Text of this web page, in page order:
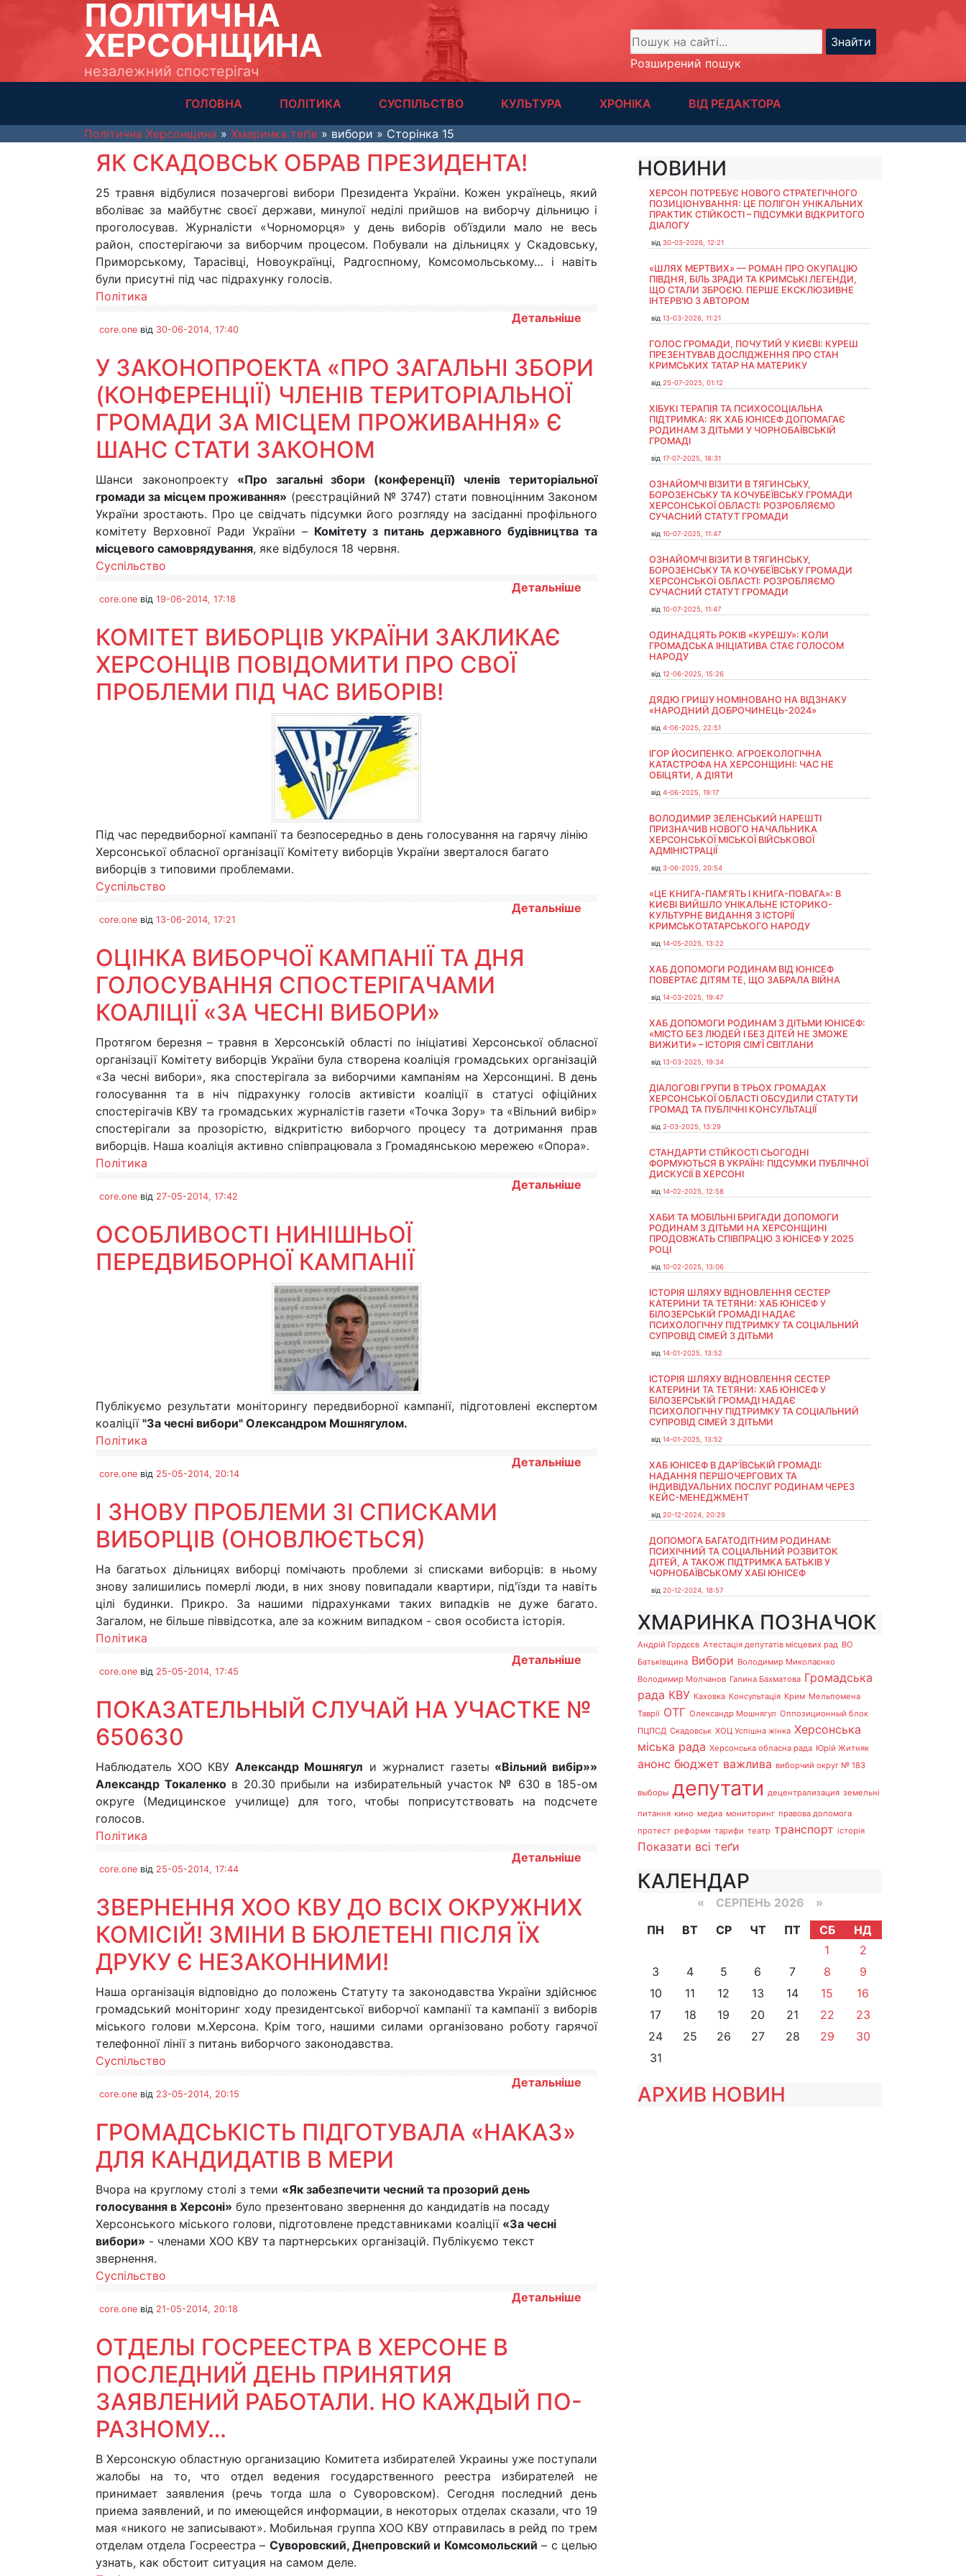
ПОЛІТИЧНА
ХЕРСОНЩИНА
незалежний спостерігач
Знайти
Розширений пошук
ГОЛОВНА ПОЛІТИКА СУСПІЛЬСТВО КУЛЬТУРА ХРОНІКА ВІД РЕДАКТОРА
Політична Херсонщина » Хмаринка теґів » вибори » Сторінка 15
ЯК СКАДОВСЬК ОБРАВ ПРЕЗИДЕНТА!
25 травня відбулися позачергові вибори Президента України. Кожен українець, який
вболіває за майбутнє своєї держави, минулої неділі прийшов на виборчу дільницю і
проголосував. Журналісти «Чорноморця» у день виборів об’їздили мало не весь
район, спостерігаючи за виборчим процесом. Побували на дільницях у Скадовську,
Приморському, Тарасівці, Новоукраїнці, Радгоспному, Комсомольському… і навіть
були присутні під час підрахунку голосів.
Політика
Детальніше
core.one від 30-06-2014, 17:40
У ЗАКОНОПРОЕКТА «ПРО ЗАГАЛЬНІ ЗБОРИ
(КОНФЕРЕНЦІЇ) ЧЛЕНІВ ТЕРИТОРІАЛЬНОЇ
ГРОМАДИ ЗА МІСЦЕМ ПРОЖИВАННЯ» Є
ШАНС СТАТИ ЗАКОНОМ
Шанси законопроекту «Про загальні збори (конференції) членів територіальної
громади за місцем проживання» (реєстраційний № 3747) стати повноцінним Законом
України зростають. Про це свідчать підсумки його розгляду на засіданні профільного
комітету Верховної Ради України – Комітету з питань державного будівництва та
місцевого самоврядування, яке відбулося 18 червня.
Суспільство
Детальніше
core.one від 19-06-2014, 17:18
КОМІТЕТ ВИБОРЦІВ УКРАЇНИ ЗАКЛИКАЄ
ХЕРСОНЦІВ ПОВІДОМИТИ ПРО СВОЇ
ПРОБЛЕМИ ПІД ЧАС ВИБОРІВ!
Під час передвиборної кампанії та безпосередньо в день голосування на гарячу лінію
Херсонської обласної організації Комітету виборців України зверталося багато
виборців з типовими проблемами.
Суспільство
Детальніше
core.one від 13-06-2014, 17:21
ОЦІНКА ВИБОРЧОЇ КАМПАНІЇ ТА ДНЯ
ГОЛОСУВАННЯ СПОСТЕРІГАЧАМИ
КОАЛІЦІЇ «ЗА ЧЕСНІ ВИБОРИ»
Протягом березня – травня в Херсонській області по ініціативі Херсонської обласної
організації Комітету виборців України була створена коаліція громадських організацій
«За чесні вибори», яка спостерігала за виборчими кампаніям на Херсонщині. В день
голосування та в ніч підрахунку голосів активісти коаліції в статусі офіційних
спостерігачів КВУ та громадських журналістів газети «Точка Зору» та «Вільний вибір»
спостерігали за прозорістю, відкритістю виборчого процесу та дотримання прав
виборців. Наша коаліція активно співпрацювала з Громадянською мережею «Опора».
Політика
Детальніше
core.one від 27-05-2014, 17:42
ОСОБЛИВОСТІ НИНІШНЬОЇ
ПЕРЕДВИБОРНОЇ КАМПАНІЇ
Публікуємо результати моніторингу передвиборної кампанії, підготовлені експертом
коаліції "За чесні вибори" Олександром Мошнягулом.
Політика
Детальніше
core.one від 25-05-2014, 20:14
І ЗНОВУ ПРОБЛЕМИ ЗІ СПИСКАМИ
ВИБОРЦІВ (ОНОВЛЮЄТЬСЯ)
На багатьох дільницях виборці помічають проблеми зі списками виборців: в ньому
знову залишились померлі люди, в них знову повипадали квартири, під'їзди та навіть
цілі будинки. Прикро. За нашими підрахунками таких випадків не дуже багато.
Загалом, не більше піввідсотка, але за кожним випадком - своя особиста історія.
Політика
Детальніше
core.one від 25-05-2014, 17:45
ПОКАЗАТЕЛЬНЫЙ СЛУЧАЙ НА УЧАСТКЕ №
650630
Наблюдатель ХОО КВУАлександр Мошнягул и журналист газеты «Вільний вибір»»
Александр Токаленков 20.30 прибыли на избирательный участок № 630 в 185-ом
округе (Медицинское училище) для того, чтобы поприсутствовать на подсчете
голосов.
Політика
Детальніше
core.one від 25-05-2014, 17:44
ЗВЕРНЕННЯ ХОО КВУ ДО ВСІХ ОКРУЖНИХ
КОМІСІЙ! ЗМІНИ В БЮЛЕТЕНІ ПІСЛЯ ЇХ
ДРУКУ Є НЕЗАКОННИМИ!
Наша організація відповідно до положень Статуту та законодавства України здійснює
громадський моніторинг ходу президентської виборчої кампанії та кампанії з виборів
міського голови м.Херсона. Крім того, нашими силами організовано роботу гарячої
телефонної лінії з питань виборчого законодавства.
Суспільство
Детальніше
core.one від 23-05-2014, 20:15
ГРОМАДСЬКІСТЬ ПІДГОТУВАЛА «НАКАЗ»
ДЛЯ КАНДИДАТІВ В МЕРИ
Вчора на круглому столі з теми «Як забезпечити чесний та прозорий день
голосування в Херсоні» було презентовано звернення до кандидатів на посаду
Херсонського міського голови, підготовлене представниками коаліції «За чесні
вибори» - членами ХОО КВУ та партнерських організацій. Публікуємо текст
звернення.
Суспільство
Детальніше
core.one від 21-05-2014, 20:18
ОТДЕЛЫ ГОСРЕЕСТРА В ХЕРСОНЕ В
ПОСЛЕДНИЙ ДЕНЬ ПРИНЯТИЯ
ЗАЯВЛЕНИЙ РАБОТАЛИ. НО КАЖДЫЙ ПО-
РАЗНОМУ…
В Херсонскую областную организацию Комитета избирателей Украины уже поступали
жалобы на то, что отдел ведения государственного реестра избирателей не
принимает заявления (речь тогда шла о Суворовском). Сегодня последний день
приема заявлений, и по имеющейся информации, в некоторых отделах сказали, что 19
мая «никого не записывают». Мобильная группа ХОО КВУ отправилась в рейд по трем
отделам отдела Госреестра – Суворовский, Днепровский и Комсомольский – с целью
узнать, как обстоит ситуация на самом деле.
НОВИНИ
ХЕРСОН ПОТРЕБУЄ НОВОГО СТРАТЕГІЧНОГО
ПОЗИЦІОНУВАННЯ: ЦЕ ПОЛІГОН УНІКАЛЬНИХ
ПРАКТИК СТІЙКОСТІ – ПІДСУМКИ ВІДКРИТОГО
ДІАЛОГУ
від 30-03-2026, 12:21
«ШЛЯХ МЕРТВИХ» — РОМАН ПРО ОКУПАЦІЮ
ПІВДНЯ, БІЛЬ ЗРАДИ ТА КРИМСЬКІ ЛЕГЕНДИ,
ЩО СТАЛИ ЗБРОЄЮ. ПЕРШЕ ЕКСКЛЮЗИВНЕ
ІНТЕРВ'Ю З АВТОРОМ
від 13-03-2026, 11:21
ГОЛОС ГРОМАДИ, ПОЧУТИЙ У КИЄВІ: КУРЕШ
ПРЕЗЕНТУВАВ ДОСЛІДЖЕННЯ ПРО СТАН
КРИМСЬКИХ ТАТАР НА МАТЕРИКУ
від 25-07-2025, 01:12
ХІБУКІ ТЕРАПІЯ ТА ПСИХОСОЦІАЛЬНА
ПІДТРИМКА: ЯК ХАБ ЮНІСЕФ ДОПОМАГАЄ
РОДИНАМ З ДІТЬМИ У ЧОРНОБАЇВСЬКІЙ
ГРОМАДІ
від 17-07-2025, 18:31
ОЗНАЙОМЧІ ВІЗИТИ В ТЯГИНСЬКУ,
БОРОЗЕНСЬКУ ТА КОЧУБЕЇВСЬКУ ГРОМАДИ
ХЕРСОНСЬКОЇ ОБЛАСТІ: РОЗРОБЛЯЄМО
СУЧАСНИЙ СТАТУТ ГРОМАДИ
від 10-07-2025, 11:47
ОЗНАЙОМЧІ ВІЗИТИ В ТЯГИНСЬКУ,
БОРОЗЕНСЬКУ ТА КОЧУБЕЇВСЬКУ ГРОМАДИ
ХЕРСОНСЬКОЇ ОБЛАСТІ: РОЗРОБЛЯЄМО
СУЧАСНИЙ СТАТУТ ГРОМАДИ
від 10-07-2025, 11:47
ОДИНАДЦЯТЬ РОКІВ «КУРЕШУ»: КОЛИ
ГРОМАДСЬКА ІНІЦІАТИВА СТАЄ ГОЛОСОМ
НАРОДУ
від 12-06-2025, 15:26
ДЯДЮ ГРИШУ НОМІНОВАНО НА ВІДЗНАКУ
«НАРОДНИЙ ДОБРОЧИНЕЦЬ-2024»
від 4-06-2025, 22:51
ІГОР ЙОСИПЕНКО. АГРОЕКОЛОГІЧНА
КАТАСТРОФА НА ХЕРСОНЩИНІ: ЧАС НЕ
ОБІЦЯТИ, А ДІЯТИ
від 4-06-2025, 19:17
ВОЛОДИМИР ЗЕЛЕНСЬКИЙ НАРЕШТІ
ПРИЗНАЧИВ НОВОГО НАЧАЛЬНИКА
ХЕРСОНСЬКОЇ МІСЬКОЇ ВІЙСЬКОВОЇ
АДМІНІСТРАЦІЇ
від 3-06-2025, 20:54
«ЦЕ КНИГА-ПАМ’ЯТЬ І КНИГА-ПОВАГА»: В
КИЄВІ ВИЙШЛО УНІКАЛЬНЕ ІСТОРИКО-
КУЛЬТУРНЕ ВИДАННЯ З ІСТОРІЇ
КРИМСЬКОТАТАРСЬКОГО НАРОДУ
від 14-05-2025, 13:22
ХАБ ДОПОМОГИ РОДИНАМ ВІД ЮНІСЕФ
ПОВЕРТАЄ ДІТЯМ ТЕ, ЩО ЗАБРАЛА ВІЙНА
від 14-03-2025, 19:47
ХАБ ДОПОМОГИ РОДИНАМ З ДІТЬМИ ЮНІСЕФ:
«МІСТО БЕЗ ЛЮДЕЙ І БЕЗ ДІТЕЙ НЕ ЗМОЖЕ
ВИЖИТИ» – ІСТОРІЯ СІМʼЇ СВІТЛАНИ
від 13-03-2025, 19:34
ДІАЛОГОВІ ГРУПИ В ТРЬОХ ГРОМАДАХ
ХЕРСОНСЬКОЇ ОБЛАСТІ ОБСУДИЛИ СТАТУТИ
ГРОМАД ТА ПУБЛІЧНІ КОНСУЛЬТАЦІЇ
від 2-03-2025, 13:29
СТАНДАРТИ СТІЙКОСТІ СЬОГОДНІ
ФОРМУЮТЬСЯ В УКРАЇНІ: ПІДСУМКИ ПУБЛІЧНОЇ
ДИСКУСІЇ В ХЕРСОНІ
від 14-02-2025, 12:58
ХАБИ ТА МОБІЛЬНІ БРИГАДИ ДОПОМОГИ
РОДИНАМ З ДІТЬМИ НА ХЕРСОНЩИНІ
ПРОДОВЖАТЬ СПІВПРАЦЮ З ЮНІСЕФ У 2025
РОЦІ
від 10-02-2025, 13:06
ІСТОРІЯ ШЛЯХУ ВІДНОВЛЕННЯ СЕСТЕР
КАТЕРИНИ ТА ТЕТЯНИ: ХАБ ЮНІСЕФ У
БІЛОЗЕРСЬКІЙ ГРОМАДІ НАДАЄ
ПСИХОЛОГІЧНУ ПІДТРИМКУ ТА СОЦІАЛЬНИЙ
СУПРОВІД СІМЕЙ З ДІТЬМИ
від 14-01-2025, 13:52
ІСТОРІЯ ШЛЯХУ ВІДНОВЛЕННЯ СЕСТЕР
КАТЕРИНИ ТА ТЕТЯНИ: ХАБ ЮНІСЕФ У
БІЛОЗЕРСЬКІЙ ГРОМАДІ НАДАЄ
ПСИХОЛОГІЧНУ ПІДТРИМКУ ТА СОЦІАЛЬНИЙ
СУПРОВІД СІМЕЙ З ДІТЬМИ
від 14-01-2025, 13:52
ХАБ ЮНІСЕФ В ДАР’ЇВСЬКІЙ ГРОМАДІ:
НАДАННЯ ПЕРШОЧЕРГОВИХ ТА
ІНДИВІДУАЛЬНИХ ПОСЛУГ РОДИНАМ ЧЕРЕЗ
КЕЙС-МЕНЕДЖМЕНТ
від 20-12-2024, 20:29
ДОПОМОГА БАГАТОДІТНИМ РОДИНАМ:
ПСИХІЧНИЙ ТА СОЦІАЛЬНИЙ РОЗВИТОК
ДІТЕЙ, А ТАКОЖ ПІДТРИМКА БАТЬКІВ У
ЧОРНОБАЇВСЬКОМУ ХАБІ ЮНІСЕФ
від 20-12-2024, 18:57
ХМАРИНКА ПОЗНАЧОК
Андрій Гордєєв Атестація депутатів місцевих рад ВО
Батьківщина Вибори Володимир Миколаєнко
Володимир Молчанов Галина Бахматова Громадська
рада КВУ Каховка Консультація Крим Мельпомена
Таврії ОТГ Олександр Мошнягул Оппозиционный блок
ПЦПСД Скадовськ ХОЦ Успішна жінка Херсонська
міська рада Херсонська обласна рада Юрій Житняк
анонс бюджет важлива виборчий округ № 183
выборы депутати децентрализация земельні
питання кино медиа мониторинг правова допомога
протест реформи тарифи театр транспорт історія
Показати всі теґи
КАЛЕНДАР
« СЕРПЕНЬ 2026 »
ПН
ВТ СР ЧТ ПТ СБ
НД
1
2
3
4 5 6 7 8
9
10
11 12 13 14 15
16
17
18 19 20 21 22
23
24
25 26 27 28 29
30
31
АРХИВ НОВИН